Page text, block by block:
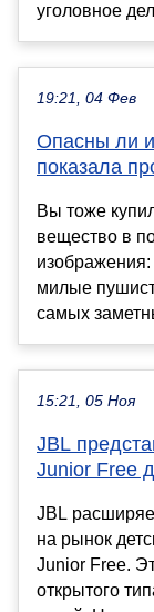
уголовное
19:21, 04 Фев
Опасны ли
показала
Вы тоже
вещество в
милые
самых
15:21, 05 Ноя
JBL
Junior Free
JBL
на рынок
Junior Free.
открытого